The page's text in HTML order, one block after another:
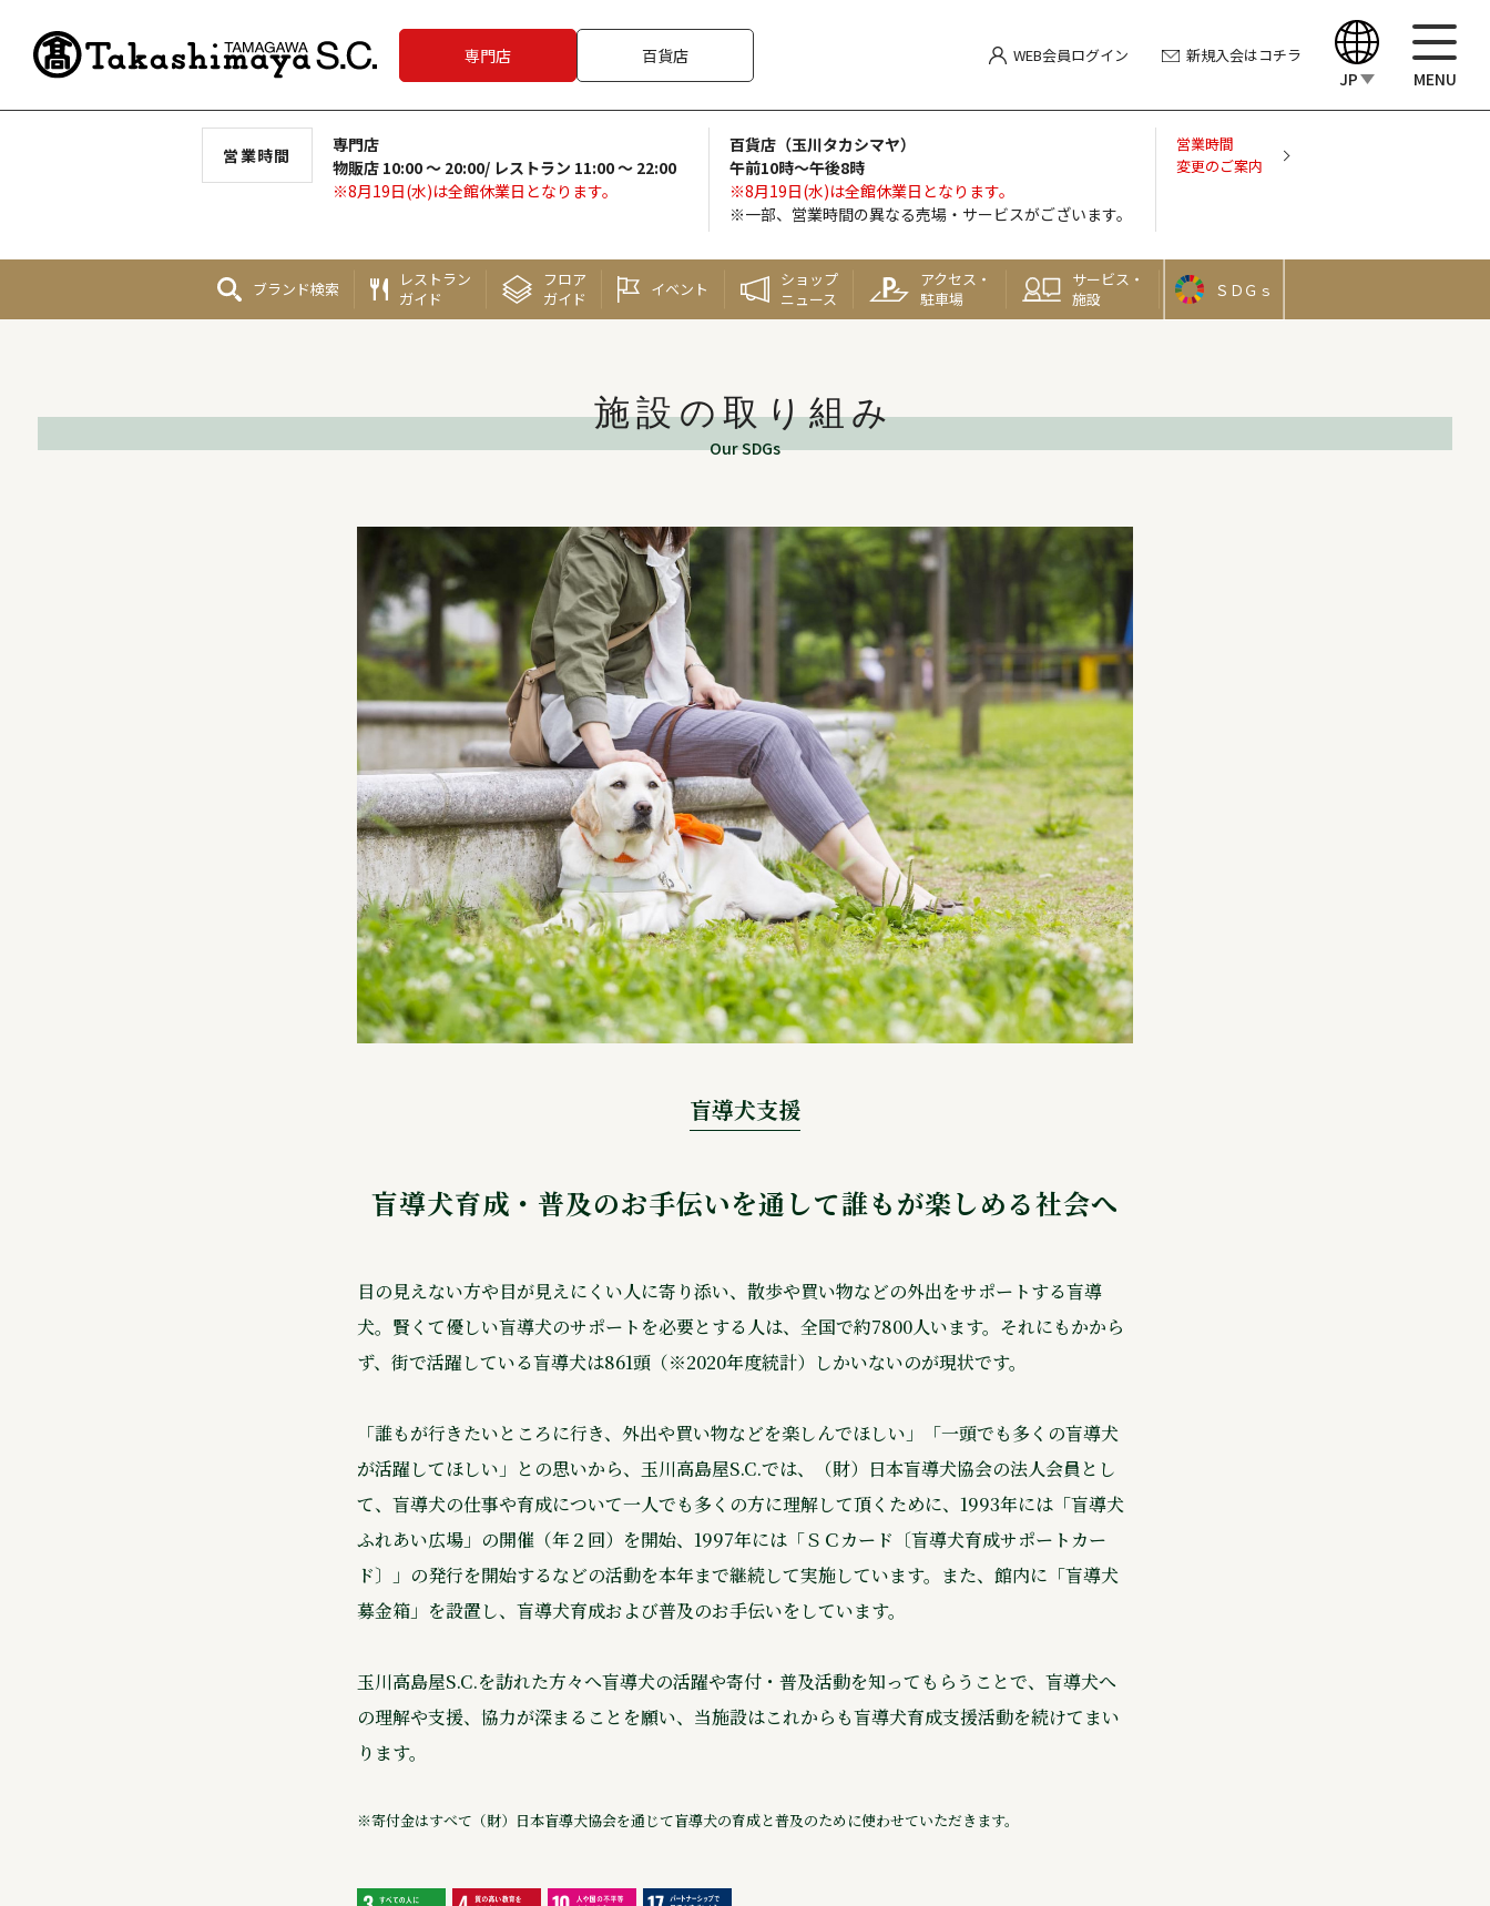
専門店 百貨店 WEB会員ログイン 新規入会はコチラ
JP
中文（简体）
MENU
営業時間
専門店
物販店 10:00 ～ 20:00/ レストラン 11:00 ～ 22:00
※8月19日(水)は全館休業日となります。
百貨店（玉川タカシマヤ）
午前10時～午後8時
※8月19日(水)は全館休業日となります。
※一部、営業時間の異なる売場・サービスがございます。
営業時間
変更のご案内
ブランド検索
レストラン
ガイド
フロア
ガイド
イベント
ショップ
ニュース
アクセス・
駐車場
サービス・
施設
ＳＤＧｓ
施設の取り組み
Our SDGs
盲導犬支援
盲導犬育成・普及のお手伝いを通して誰もが楽しめる社会へ
目の見えない方や目が見えにくい人に寄り添い、散歩や買い物などの外出をサポートする盲導
犬。賢くて優しい盲導犬のサポートを必要とする人は、全国で約7800人います。それにもかから
ず、街で活躍している盲導犬は861頭（※2020年度統計）しかいないのが現状です。
「誰もが行きたいところに行き、外出や買い物などを楽しんでほしい」「一頭でも多くの盲導犬
が活躍してほしい」との思いから、玉川高島屋S.C.では、（財）日本盲導犬協会の法人会員とし
て、盲導犬の仕事や育成について一人でも多くの方に理解して頂くために、1993年には「盲導犬
ふれあい広場」の開催（年２回）を開始、1997年には「ＳＣカード〔盲導犬育成サポートカー
ド〕」の発行を開始するなどの活動を本年まで継続して実施しています。また、館内に「盲導犬
募金箱」を設置し、盲導犬育成および普及のお手伝いをしています。
玉川高島屋S.C.を訪れた方々へ盲導犬の活躍や寄付・普及活動を知ってもらうことで、盲導犬へ
の理解や支援、協力が深まることを願い、当施設はこれからも盲導犬育成支援活動を続けてまい
ります。
※寄付金はすべて（財）日本盲導犬協会を通じて盲導犬の育成と普及のために使わせていただきます。